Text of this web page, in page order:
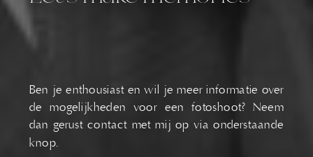
Ben je enthousiast en wil je meer informatie over
de mogelijkheden voor een fotoshoot? Neem
dan gerust contact met mij op via onderstaande
knop.